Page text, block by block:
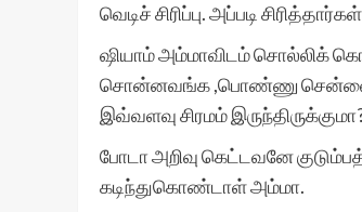
வெடிச் சிரிப்பு. அப்படி
ஷியாம் அம்மாவிடம் சொல்லிக்
சொன்னவங்க ,பொண்ணு
இவ்வளவு சிரமம்
போடா அறிவு கெட்டவனே
கடிந்துகொண்டாள் அம்மா.